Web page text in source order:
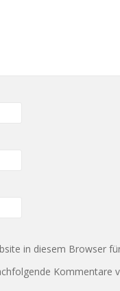
in diesem Browser
Kommentare